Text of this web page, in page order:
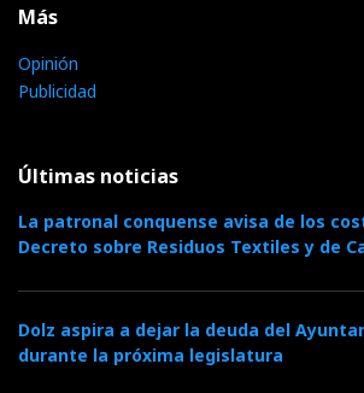
Más
Opinión
Publicidad
Últimas noticias
La patronal conquense avisa de los
Decreto sobre Residuos Textiles y de
Dolz aspira a dejar la deuda del
durante la próxima legislatura